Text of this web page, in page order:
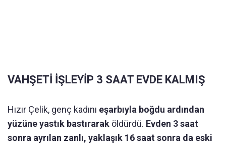
VAHŞETİ İŞLEYİP 3 SAAT EVDE KALMIŞ
Hızır Çelik, genç kadını eşarbıyla boğdu ardından
yüzüne yastık bastırarak öldürdü. Evden 3 saat
sonra ayrılan zanlı, yaklaşık 16 saat sonra da eski